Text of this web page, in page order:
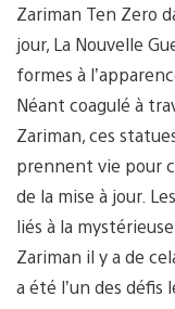
Zariman Ten Zero
jour, La Nouvelle
formes à
Néant coagulé à
Zariman, ces
prennent vie pour
de la mise à jour.
liés à la
Zariman il y a de
a été l’un des